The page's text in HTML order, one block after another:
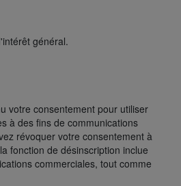
général.
votre consentement pour utiliser
à des fins de communications
révoquer votre consentement à
fonction de désinscription inclue
commerciales, tout comme